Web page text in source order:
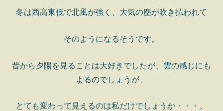
冬は西高東低で北風が強く、大気の塵が吹き払われて
そのようになるそうです。
昔から夕陽を見ることは大好きでしたが、雲の感じにも
よるのでしょうが、
とても変わって見えるのは私だけでしょうか・・・。